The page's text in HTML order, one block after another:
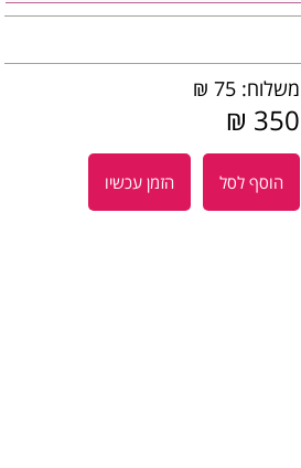
משלוח: 75 ₪
350 ₪
הוסף לסל הזמן עכשיו